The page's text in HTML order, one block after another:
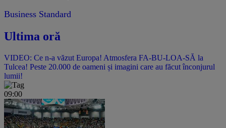
Business Standard
Ultima oră
VIDEO: Ce n-a văzut Europa! Atmosfera FA-BU-LOA-SĂ la
Tulcea! Peste 20.000 de oameni și imagini care au făcut înconjurul
lumii!
09:00